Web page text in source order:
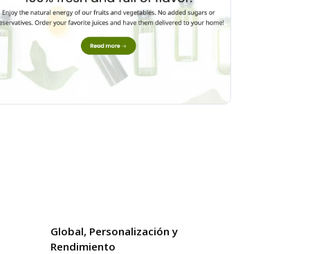
Global, Personalización y
Rendimiento